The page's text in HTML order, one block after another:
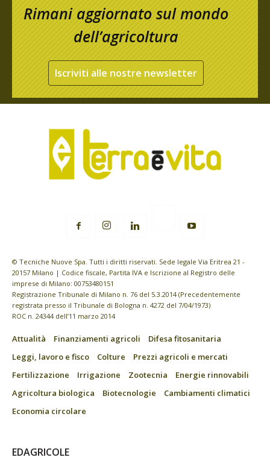
Rimani aggiornato sul mondo
dell’agricoltura
Iscriviti alle nostre newsletter
© Tecniche Nuove Spa. Tutti i diritti riservati. Sede legale Via Eritrea 21 -
20157 Milano | Codice fiscale, Partita IVA e Iscrizione al Registro delle
imprese di Milano: 00753480151
Registrazione Tribunale di Milano n. 76 del 5.3.2014 (Precedentemente
registrata presso il Tribunale di Bologna n. 4272 del 7/04/1973)
ROC n. 24344 dell’11 marzo 2014
Attualità Finanziamenti agricoli
Difesa fitosanitaria
Leggi, lavoro e fisco
Colture
Prezzi agricoli e mercati
Fertilizzazione
Irrigazione Zootecnia
Energie rinnovabili
Agricoltura biologica
Biotecnologie
Cambiamenti climatici
Economia circolare
EDAGRICOLE